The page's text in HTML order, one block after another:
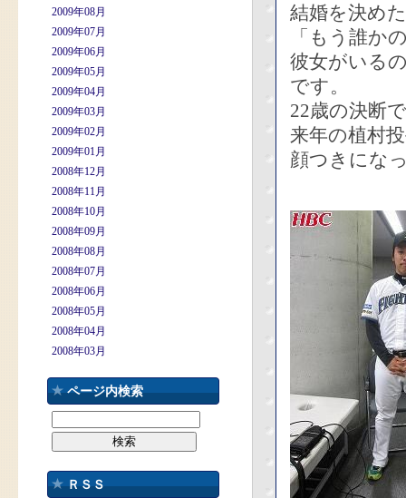
2009年08月
2009年07月
2009年06月
2009年05月
2009年04月
2009年03月
2009年02月
2009年01月
2008年12月
2008年11月
2008年10月
2008年09月
2008年08月
2008年07月
2008年06月
2008年05月
2008年04月
2008年03月
ページ内検索
ＲＳＳ
結婚を決め
「もう誰か
彼女がいる
です。
22歳の決断
来年の植村
顔つきにな